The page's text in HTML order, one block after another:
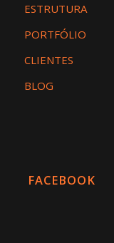
ESTRUTURA
PORTFÓLIO
CLIENTES
BLOG
FACEBOOK